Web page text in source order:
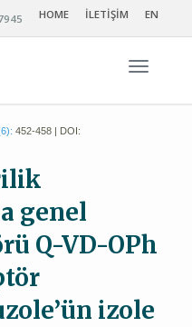
HOME İLETİŞİM EN
452-458 | DOI:
genel
Q-VD-OPh
izole